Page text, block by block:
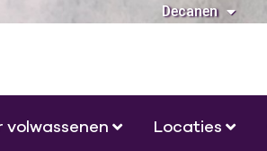
Decanen
volwassenen Locaties